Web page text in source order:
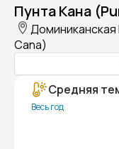
Пунта Кана
Доминиканская
Cana)
Средняя
Весь год